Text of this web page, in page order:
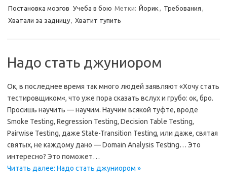
Постановка мозгов Учеба в бою Метки: Йорик , Требования ,
Хватали за задницу, Хватит тупить
Надо стать джуниором
Ок, в последнее время так много людей заявляют «Хочу стать
тестировщиком«, что уже пора сказать вслух и грубо: ок, бро.
Просишь научить — научим. Научим всякой туфте, вроде
Smoke Testing, Regression Testing, Decision Table Testing,
Pairwise Testing, даже State-Transition Testing, или даже, святая
святых, не каждому дано — Domain Analysis Testing… Это
интересно? Это поможет…
Читать далее: Надо стать джуниором »